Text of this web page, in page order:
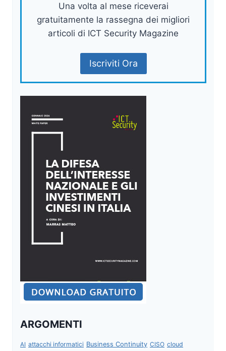
Una volta al mese riceverai
gratuitamente la rassegna dei migliori
articoli di ICT Security Magazine
Iscriviti Ora
ARGOMENTI
AI attacchi informatici Business Continuity CISO cloud